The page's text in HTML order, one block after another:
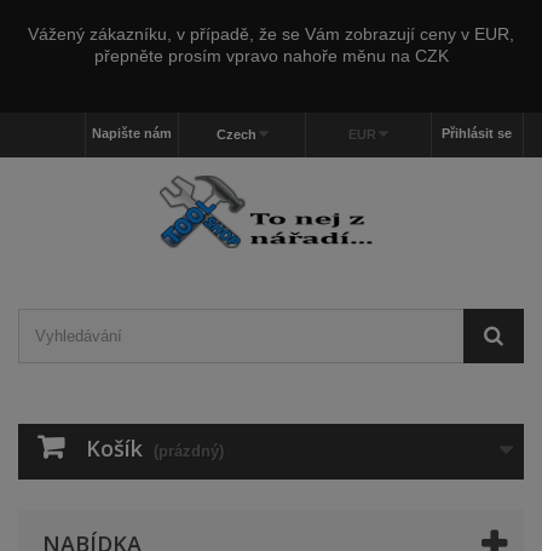
Vážený zákazníku, v případě, že se Vám zobrazují ceny v EUR,
přepněte prosím vpravo nahoře měnu na CZK
Přihlásit se
EUR
Czech
Napište nám
Košík (prázdný)
NABÍDKA